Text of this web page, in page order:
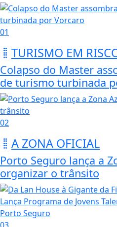
01
TURISMO EM
Colapso do Master
de turismo turbinada
02
A ZONA OFICIAL
Porto Seguro lança a
organizar o trânsito
03